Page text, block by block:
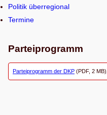
Politik überregional
Termine
Parteiprogramm
Parteiprogramm der DKP (PDF, 2 MB),